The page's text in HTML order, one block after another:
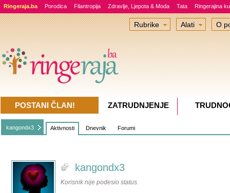
Ringeraja.ba Porodica Filantropija Zdravlje, Ljepota & Moda Tata Ringerajina
kangondx3 Aktivnosti Dnevnik Forumi
kangondx3
Korisnik nije podesio status.
Rubrike Alati O
POSTANI ČLAN! ZATRUDNJENJE